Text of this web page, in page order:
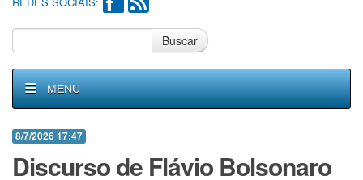
Buscar
MENU
8/7/2026 17:47
Discurso de Flávio Bolsonaro